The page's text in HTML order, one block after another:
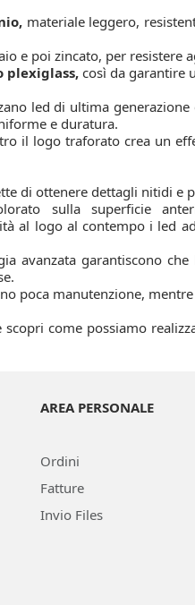
materiale leggero,
e poi zincato, per resistere
plexiglass,così da garantire
led di ultima
e duratura.
il logo traforato crea un
di ottenere dettagli nitidi e
sulla superficie
al logo al contempo i led
avanzata garantiscono
poca manutenzione,
scopri come possiamo
AREA PERSONALE
Ordini
Fatture
Invio Files